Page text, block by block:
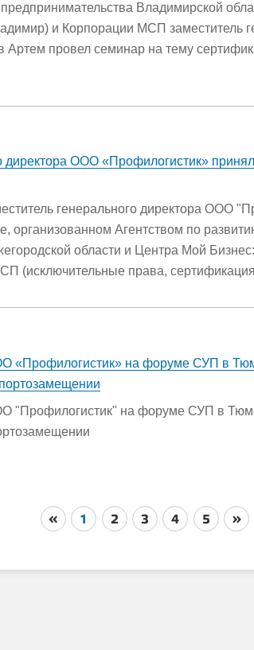
Владимирской
и Корпорации МСП заместитель
Артем провел семинар на тему
директора ООО «Профилогистик»
генерального директора ООО
организованном Агентством по
области и Центра Мой
(исключительные права,
«Профилогистик» на форуме СУП в
"Профилогистик" на форуме СУП в
« 1 2 3 4 5 »